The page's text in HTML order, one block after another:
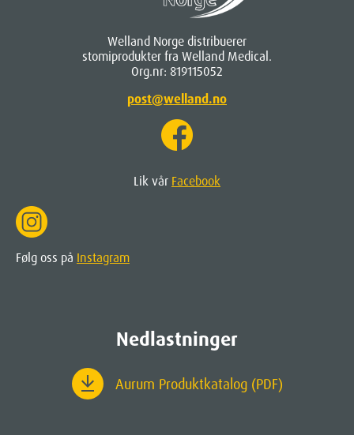
Welland Norge distribuerer
stomiprodukter fra Welland Medical.
Org.nr: 819115052
post@welland.no
Lik vår Facebook
Følg oss på Instagram
Nedlastninger
Aurum Produktkatalog (PDF)